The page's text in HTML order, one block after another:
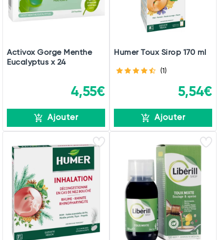
Activox Gorge Menthe
Eucalyptus x 24
4,55€
Ajouter
Humer Toux Sirop 170 ml
(1)
5,54€
Ajouter